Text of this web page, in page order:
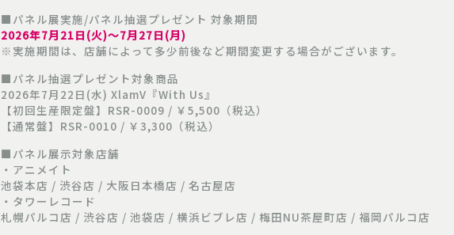
■パネル展実施/パネル抽選プレゼント 対象期間
2026年7月21日(火)～7月27日(月)
※実施期間は、店舗によって多少前後など期間変更する場合がございます。
■パネル抽選プレゼント対象商品
2026年7月22日(水) XlamV『With Us』
【初回生産限定盤】RSR-0009 / ￥5,500（税込）
【通常盤】RSR-0010 / ￥3,300（税込）
■パネル展示対象店舗
・アニメイト
池袋本店 / 渋谷店 / 大阪日本橋店 / 名古屋店
・タワーレコード
札幌パルコ店 / 渋谷店 / 池袋店 / 横浜ビブレ店 / 梅田NU茶屋町店 / 福岡パルコ店